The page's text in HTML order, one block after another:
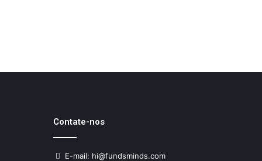
Contate-nos
E-mail: hi@fundsminds.com